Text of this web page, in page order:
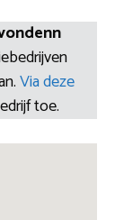
Via deze
toe.